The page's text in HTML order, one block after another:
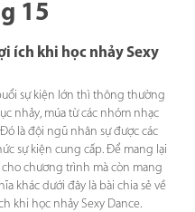
15
ích khi học nhảy Sexy
sự kiện lớn thì thông thường
nhảy, múa từ các nhóm nhạc
là đội ngũ nhân sự được các
sự kiện cung cấp. Để mang lại
cho chương trình mà còn mang
khác dưới đây là bài chia sẻ về
khi học nhảy Sexy Dance.